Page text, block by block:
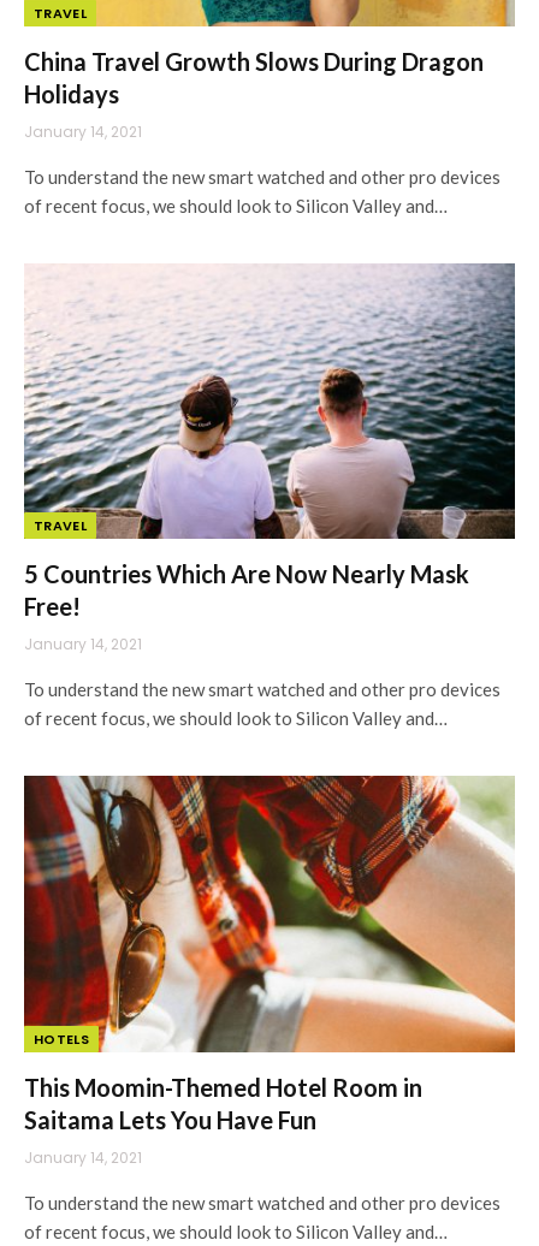
TRAVEL
China Travel Growth Slows During Dragon
Holidays
January 14, 2021
To understand the new smart watched and other pro devices
of recent focus, we should look to Silicon Valley and…
TRAVEL
5 Countries Which Are Now Nearly Mask
Free!
January 14, 2021
To understand the new smart watched and other pro devices
of recent focus, we should look to Silicon Valley and…
HOTELS
This Moomin-Themed Hotel Room in
Saitama Lets You Have Fun
January 14, 2021
To understand the new smart watched and other pro devices
of recent focus, we should look to Silicon Valley and…